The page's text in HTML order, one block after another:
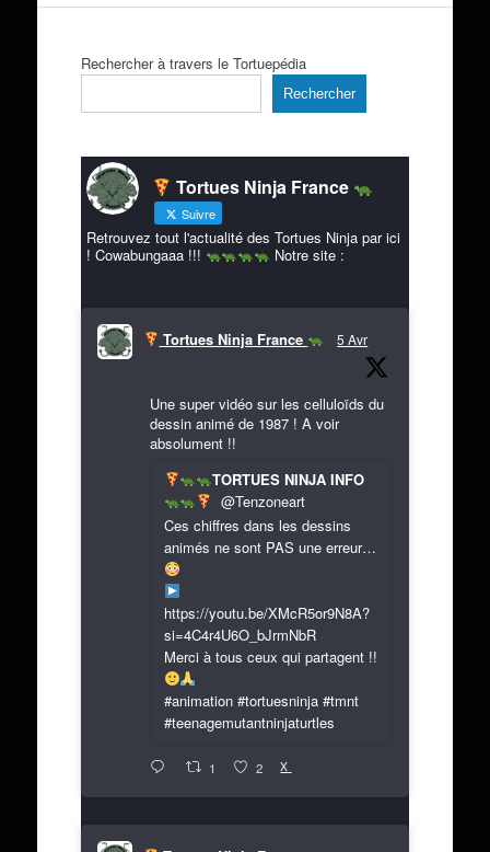
Rechercher à travers le Tortuepédia
Rechercher
Tortues Ninja France
Suivre
Retrouvez tout l'actualité des Tortues Ninja par ici
! Cowabungaaa !!!
Notre site :
Tortues Ninja France 5 Avr
Une super vidéo sur les celluloïds du
dessin animé de 1987 ! A voir
absolument !!
TORTUES NINJA INFO
@Tenzoneart
Ces chiffres dans les dessins
animés ne sont PAS une erreur…
https://youtu.be/XMcR5or9N8A?
si=4C4r4U6O_bJrmNbR
Merci à tous ceux qui partagent !!
#animation #tortuesninja #tmnt
#teenagemutantninjaturtles
1 2 X